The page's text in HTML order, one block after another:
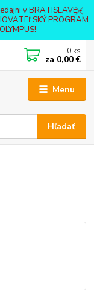
v BRATISLAVE -
PROGRAM
Menu
Hľadať
0 ks
za 0,00 €